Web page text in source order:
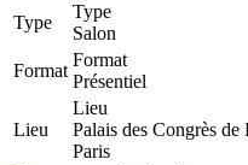
Type
Type
Salon
Format
Format
Présentiel
Lieu
Lieu
Palais des Congrès
Paris